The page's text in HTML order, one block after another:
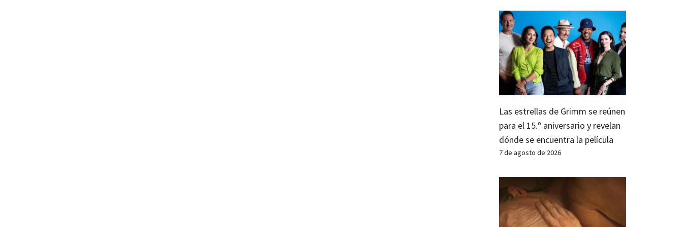
Las estrellas de Grimm se reúnen
para el 15.º aniversario y revelan
dónde se encuentra la película
7 de agosto de 2026